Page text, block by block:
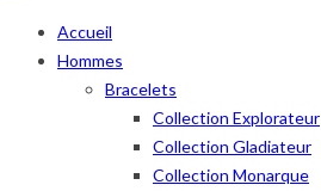
Accueil
Hommes
Bracelets
Collection Explorateur
Collection Gladiateur
Collection Monarque